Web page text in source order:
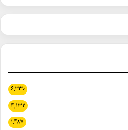
۶,۳۳۰
۴,۱۳۲
۱,۴۸۷